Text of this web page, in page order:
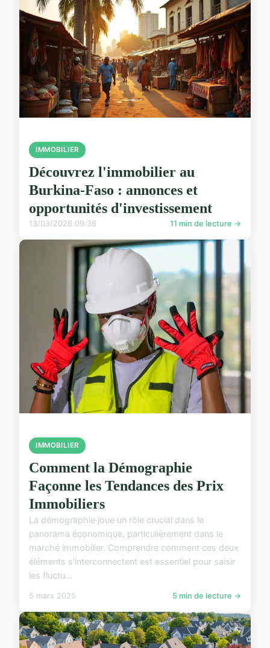
IMMOBILIER
Découvrez l'immobilier au
Burkina-Faso : annonces et
opportunités d'investissement
13/03/2026 09:36 11 min de lecture →
IMMOBILIER
Comment la Démographie
Façonne les Tendances des Prix
Immobiliers
La démographie joue un rôle crucial dans le
panorama économique, particulièrement dans le
marché immobilier. Comprendre comment ces deux
éléments s'interconnectent est essentiel pour saisir
les fluctu...
5 mars 2025 5 min de lecture →